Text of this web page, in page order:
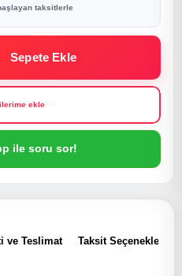
taksitlerle
Sepete Ekle
ekle
ile soru sor!
ve Teslimat Taksit Seçenekleri